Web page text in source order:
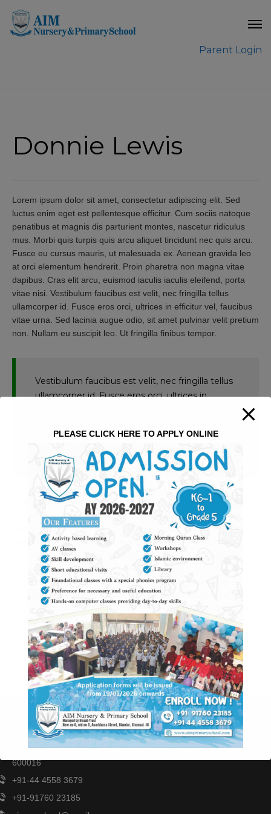
Parent Login
Donnie Lewis
Lorem ipsum dolor sit amet, consectetur adipiscing elit. Sed
luctus enim eget est pellentesque efficitur. Cum sociis natoque
penatibus et magnis dis parturient montes, nascetur ridiculus
mus. Morbi quis turpis quis arcu aliquet tincidunt nec quis arcu.
Fusce eu cursus mauris, ut malesuada ex. Aenean gravida leo
at orci elementum hendrerit. Proin pharetra non magna vitae
dapibus. Cras elit arcu, euismod iaculis iaculis eleifend, porta
vitae nisi. Vestibulum faucibus est velit, nec fringilla tellus
ullamcorper id. Fusce eros orci, ultrices in efficitur vel, faucibus
vitae urna. Sed lacinia augue odio, sit amet pulvinar velit pretium
non. Nullam eu suscipit leo. Ut fringilla finibus tempor.
Vestibulum faucibus est velit, nec fringilla tellus
ullamcorper id. Fusce eros orci, ultrices in
Nullam eu suscipit leo. Ut fringilla finibus
tempor.
Proin velit dui, viverra id rhoncus sit amet, consequat ut urna.
Phasellus id tellus volutpat, luctus leo posuere, eleifend nibh.
Aliquam vehicula turpis sem, convallis consectetur nibh placerat
nec. Vestibulum consequat turpis nec finibus ornare. Integer
cursus quam dolor, non pharetra dui sollicitudin at. Nunc
egestas velit lectus, et feugiat diam scelerisque et. Etiam sit
amet augue consectetur, hendrerit risus quis, vestibulum
magna. Quisque porttitor viverra vestibulum. Sed fringilla felis
augue, vel commodo odio tincidunt fermentum. Nulla in leo non
massa tincidunt convallis vitae eu augue. Sed auctor turpis in
felis semper venenatis. Quisque sed luctus nibh.
GET IN TOUCH
Door No 6, Old No 5Asharkhana Street, Alandur, Chennai -
600016
+91-44 4558 3679
+91-91760 23185
PLEASE CLICK HERE TO APPLY ONLINE